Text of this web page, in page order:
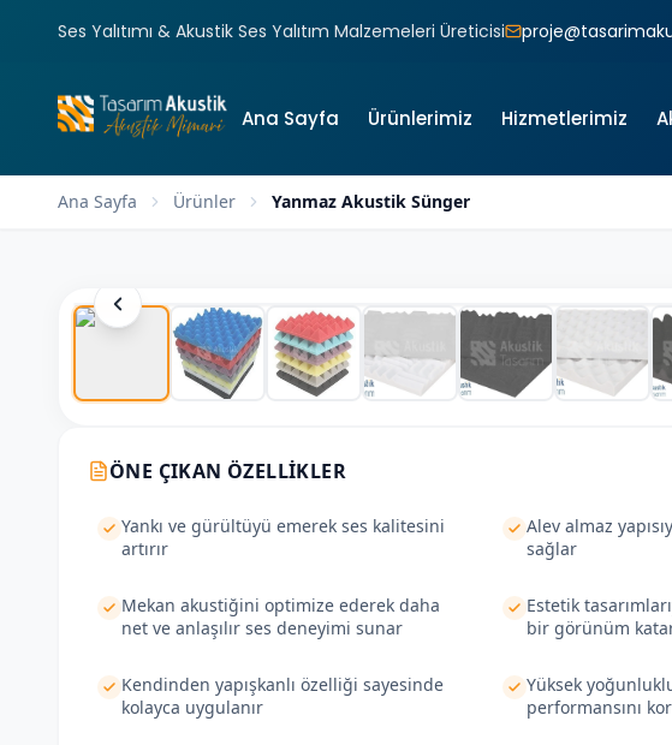
Ses Yalıtımı & Akustik Ses Yalıtım Malzemeleri Üreticisi
Ana Sayfa Ürünlerimiz Hizmetlerimiz
Ana Sayfa Ürünler Yanmaz Akustik Sünger
ÖNE ÇIKAN ÖZELLIKLER
Yankı ve gürültüyü emerek ses kalitesini
artırır
Alev almaz
sağlar
Mekan akustiğini optimize ederek daha
net ve anlaşılır ses deneyimi sunar
Estetik
bir görünüm
Kendinden yapışkanlı özelliği sayesinde
kolayca uygulanır
Yüksek
performansını